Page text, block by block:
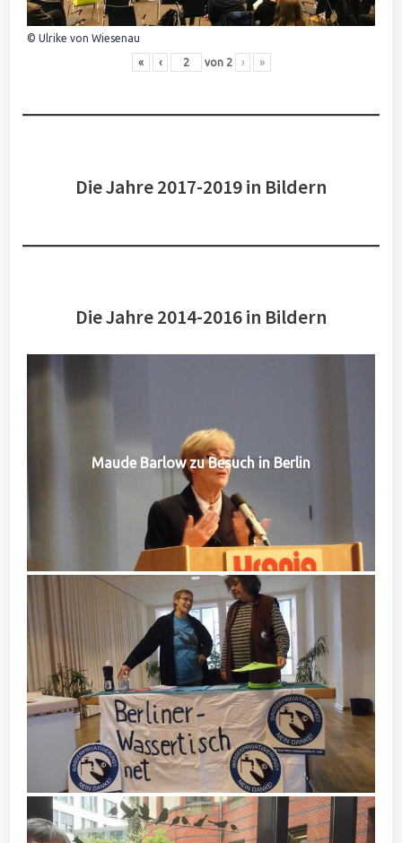
© Ulrike von Wiesenau
« ‹ von 2 › »
Die Jahre 2017-2019 in Bildern
Die Jahre 2014-2016 in Bildern
Maude Barlow zu Besuch in Berlin